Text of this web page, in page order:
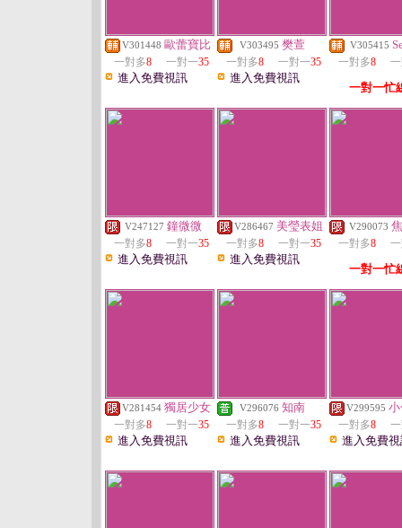
V301448 歐蕾寶比
一對多8 一對一35
進入免費視訊
V303495 樊萱
一對多8 一對一35
進入免費視訊
V305415
一對多8
一對一忙
V247127 鐘微微
一對多8 一對一35
進入免費視訊
V286467 美瑩表姐
一對多8 一對一35
進入免費視訊
V290073
一對多8
一對一忙
V281454 獨居少女
一對多8 一對一35
進入免費視訊
V296076 知南
一對多8 一對一35
進入免費視訊
V299595
一對多8
進入免費